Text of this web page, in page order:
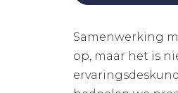
Samenwerking
op, maar het is